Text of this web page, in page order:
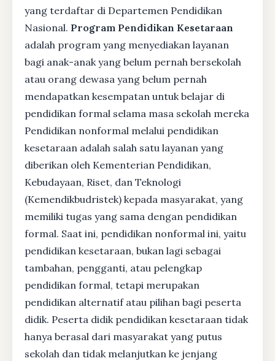
yang terdaftar di Departemen Pendidikan
Nasional. Program Pendidikan Kesetaraan
adalah program yang menyediakan layanan
bagi anak-anak yang belum pernah bersekolah
atau orang dewasa yang belum pernah
mendapatkan kesempatan untuk belajar di
pendidikan formal selama masa sekolah mereka
Pendidikan nonformal melalui pendidikan
kesetaraan adalah salah satu layanan yang
diberikan oleh Kementerian Pendidikan,
Kebudayaan, Riset, dan Teknologi
(Kemendikbudristek) kepada masyarakat, yang
memiliki tugas yang sama dengan pendidikan
formal. Saat ini, pendidikan nonformal ini, yaitu
pendidikan kesetaraan, bukan lagi sebagai
tambahan, pengganti, atau pelengkap
pendidikan formal, tetapi merupakan
pendidikan alternatif atau pilihan bagi peserta
didik. Peserta didik pendidikan kesetaraan tidak
hanya berasal dari masyarakat yang putus
sekolah dan tidak melanjutkan ke jenjang